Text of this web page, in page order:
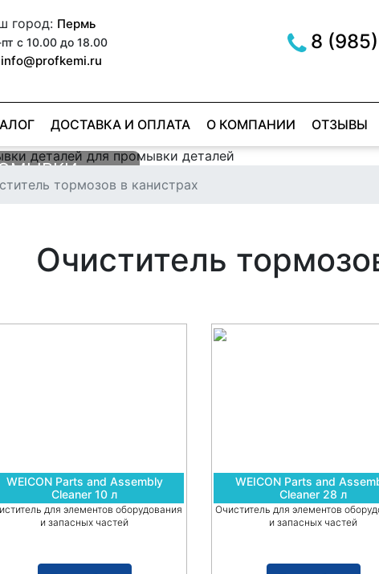
город: Пермь
с 10.00 до 18.00
info@profkemi.ru
8
ДОСТАВКА И ОПЛАТА О КОМПАНИИ ОТЗЫВЫ
RED
тормозов в канистрах
Очиститель
WEICON Parts and Assembly
Cleaner 10 л
для элементов оборудования
и запасных частей
WEICON Parts and
Cleaner 28 л
Очиститель для элементов
и запасных частей